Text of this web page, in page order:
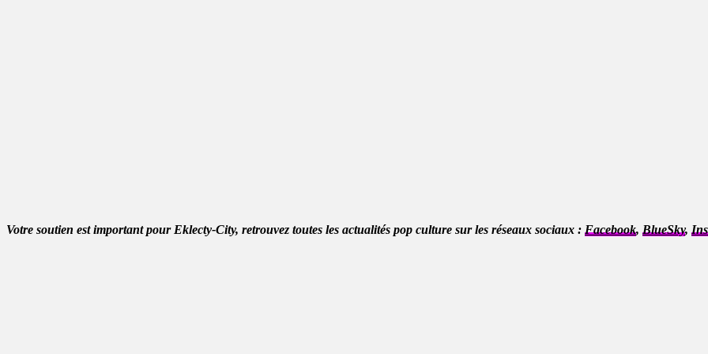
Votre soutien est important pour Eklecty-City, retrouvez toutes les actualités pop culture sur les réseaux sociaux : Facebook, BlueSky,